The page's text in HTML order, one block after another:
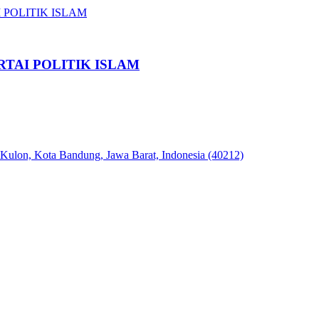
POLITIK ISLAM
Kota Bandung, Jawa Barat, Indonesia (40212)